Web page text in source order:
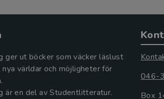
ger ut böcker som väcker läslust
världar och möjligheter för
är en del av Studentlitteratur.
046-
Box